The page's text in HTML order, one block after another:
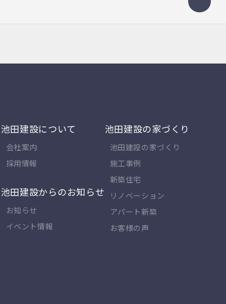
池田建設について
会社案内
採用情報
池田建設からのお知らせ
お知らせ
イベント情報
池田建設の家づくり
池田建設の家づくり
施工事例
新築住宅
リノベーション
アパート新築
お客様の声